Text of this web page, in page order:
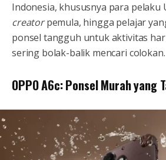
Indonesia, khususnya para pelaku
creatorpemula, hingga pelajar
ponsel tangguh untuk aktivitas
sering bolak-balik mencari colokan.
OPPO A6c: Ponsel Murah yang